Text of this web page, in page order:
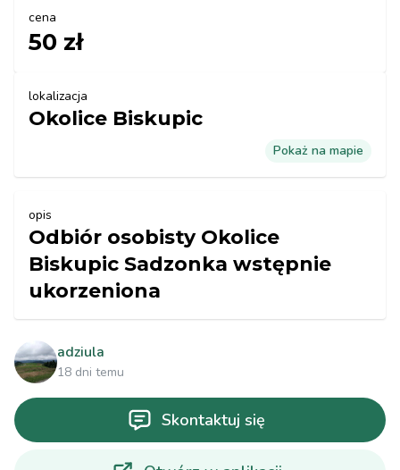
cena
50 zł
lokalizacja
Okolice Biskupic
Pokaż na mapie
opis
Odbiór osobisty Okolice
Biskupic Sadzonka wstępnie
ukorzeniona
adziula
18 dni temu
Skontaktuj się